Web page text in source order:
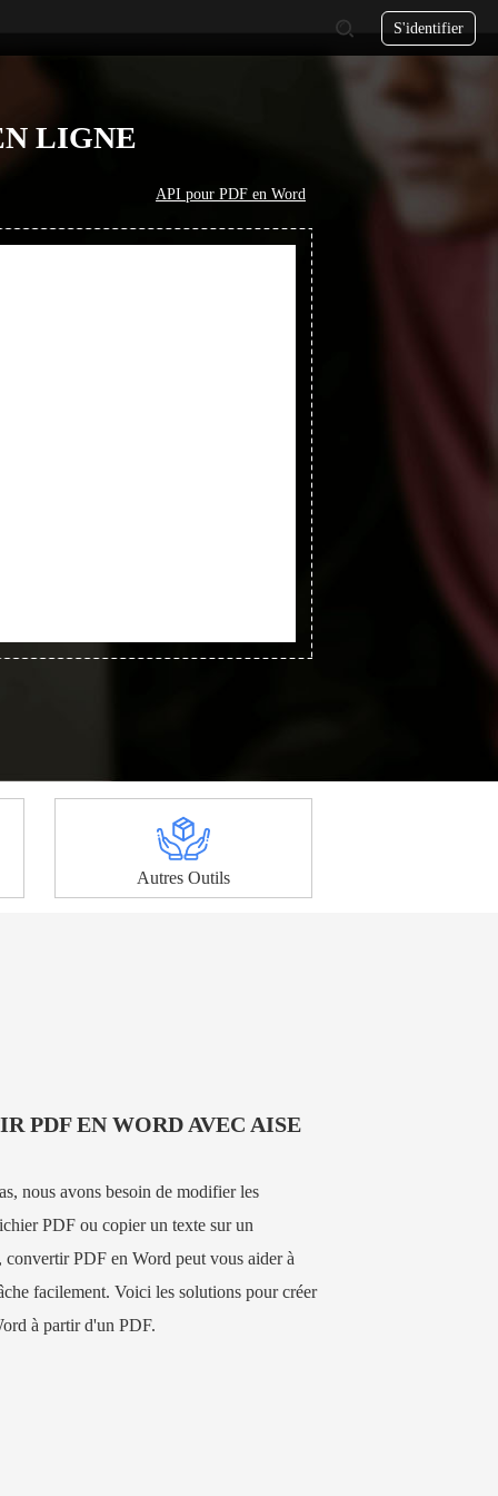
S'identifier
LIGNE
API pour PDF en Word
Autres Outils
PDF EN WORD AVEC AISE
nous avons besoin de modifier les
PDF ou copier un texte sur un
convertir PDF en Word peut vous aider à
facilement. Voici les solutions pour créer
à partir d'un PDF.